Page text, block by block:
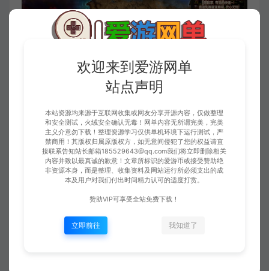
欢迎来到爱游网单
站点声明
本站资源均来源于互联网收集或网友分享开源内容，仅做整理
和安全测试，火绒安全确认无毒！网单内容无所谓完美，完美
主义介意勿下载！整理资源学习仅供单机环境下运行测试，严
禁商用！其版权归属原版权方，如无意间侵犯了您的权益请直
接联系告知站长邮箱185529643@qq.com我们将立即删除相关
内容并致以最真诚的歉意！文章所标识的爱游币或接受赞助绝
非资源本身，而是整理、收集资料及网站运行所必须支出的成
本及用户对我们付出时间精力认可的适度打赏。
赞助VIP可享受全站免费下载！
立即前往 我知道了